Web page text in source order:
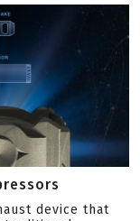
device that